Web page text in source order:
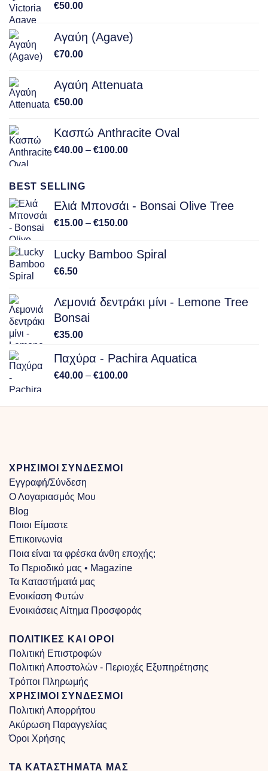
€50.00
Αγαύη (Agave)
€70.00
Αγαύη Attenuata
€50.00
Κασπώ Anthracite Oval
€40.00 – €100.00Price
€100.00
BEST SELLING
Ελιά Μπονσάι - Bonsai Olive Tree
€15.00 – €150.00Price
€15.00
through
Lucky Bamboo Spiral
€6.50
Λεμονιά δεντράκι μίνι - Lemone Tree
Bonsai
€35.00
Παχύρα - Pachira Aquatica
€40.00 – €100.00Price
ΧΡΗΣΙΜΟΙ ΣΥΝΔΕΣΜΟΙ
Εγγραφή/Σύνδεση
Ο Λογαριασμός Μου
Blog
Ποιοι Είμαστε
Επικοινωνία
Ποια είναι τα φρέσκα άνθη εποχής;
Το Περιοδικό μας • Magazine
Τα Kαταστήματά μας
Ενοικίαση Φυτών
Ενοικιάσεις Αίτημα Προσφοράς
ΠΟΛΙΤΙΚΕΣ ΚΑΙ ΟΡΟΙ
Πολιτική Επιστροφών
Πολιτική Αποστολών - Περιοχές Εξυπηρέτησης
Τρόποι Πληρωμής
ΧΡΗΣΙΜΟΙ ΣΥΝΔΕΣΜΟΙ
Πολιτική Απορρήτου
Ακύρωση Παραγγελίας
Όροι Χρήσης
ΤΑ ΚΑΤΑΣΤΗΜΑΤΑ ΜΑΣ